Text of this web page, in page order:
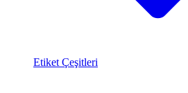
Etiket Çeşitleri